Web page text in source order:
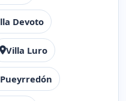
Devoto
Villa Luro